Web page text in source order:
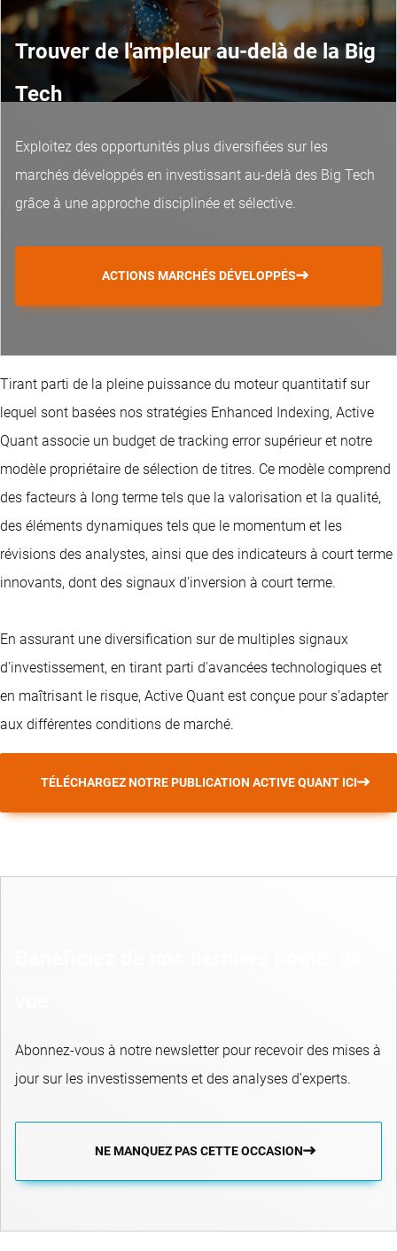
Trouver de l'ampleur au-delà de la Big
Tech
Exploitez des opportunités plus diversifiées sur les
marchés développés en investissant au-delà des Big Tech
grâce à une approche disciplinée et sélective.
ACTIONS MARCHÉS DÉVELOPPÉS
Tirant parti de la pleine puissance du moteur quantitatif sur
lequel sont basées nos stratégies Enhanced Indexing, Active
Quant associe un budget de tracking error supérieur et notre
modèle propriétaire de sélection de titres. Ce modèle comprend
des facteurs à long terme tels que la valorisation et la qualité,
des éléments dynamiques tels que le momentum et les
révisions des analystes, ainsi que des indicateurs à court terme
innovants, dont des signaux d'inversion à court terme.
En assurant une diversification sur de multiples signaux
d'investissement, en tirant parti d'avancées technologiques et
en maîtrisant le risque, Active Quant est conçue pour s’adapter
aux différentes conditions de marché.
TÉLÉCHARGEZ NOTRE PUBLICATION ACTIVE QUANT ICI
Abonnez-vous à notre newsletter pour recevoir des mises à
jour sur les investissements et des analyses d'experts.
NE MANQUEZ PAS CETTE OCCASION